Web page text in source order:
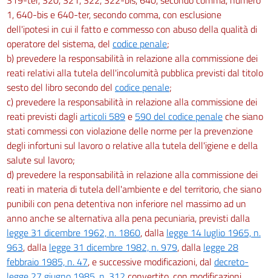
69
70
SEZIONE VIII
Impugnazioni
71
72
73
SEZIONE IX
Esecuzione
74
75
76
77
78
79
1, 640-bis e 640-ter, secondo comma, con esclusione
dell'ipotesi in cui il fatto e commesso con abuso della qualità di
operatore del sistema, del codice penale;
b) prevedere la responsabilità in relazione alla commissione dei
reati relativi alla tutela dell'incolumità pubblica previsti dal titolo
sesto del libro secondo del codice penale;
c) prevedere la responsabilità in relazione alla commissione dei
reati previsti dagliarticoli 589 e 590 del codice penaleche siano
stati commessi con violazione delle norme per la prevenzione
degli infortuni sul lavoro o relative alla tutela dell'igiene e della
salute sul lavoro;
d) prevedere la responsabilità in relazione alla commissione dei
reati in materia di tutela dell'ambiente e del territorio, che siano
punibili con pena detentiva non inferiore nel massimo ad un
anno anche se alternativa alla pena pecuniaria, previsti dalla
legge 31 dicembre 1962, n. 1860, dalla legge 14 luglio 1965, n.
963, dalla legge 31 dicembre 1982, n. 979, dalla legge 28
febbraio 1985, n. 47, e successive modificazioni, dal decreto-